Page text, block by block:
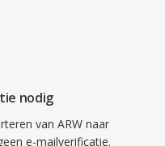
nodig
van ARW naar
e-mailverificatie.